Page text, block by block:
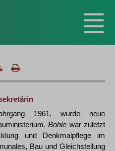
1961, wurde neue
Bohle war zuletzt
und Denkmalpflege im
Bau und Gleichstellung